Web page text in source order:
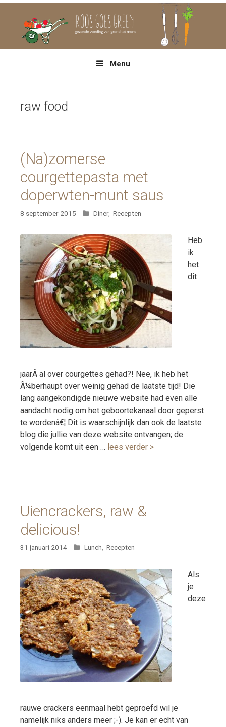
Menu
raw food
(Na)zomerse
courgettepasta met
doperwten-munt saus
8 september 2015 Categorieën
Diner, Recepten
Heb
ik
het
dit
jaarÂ al over courgettes gehad?! Nee, ik heb het
Ã¼berhaupt over weinig gehad de laatste tijd! Die
lang aangekondigde nieuwe website had even alle
aandacht nodig om het geboortekanaal door geperst
te wordenâ€¦ Dit is waarschijnlijk dan ook de laatste
blog die jullie van deze website ontvangen; de
volgende komt uit een … lees verder >
Uiencrackers, raw &
delicious!
31 januari 2014 Categorieën
Lunch, Recepten
Als
je
deze
rauwe crackers eenmaal hebt geproefd wil je
namelijk niks anders meer ;-). Je kan er echt van